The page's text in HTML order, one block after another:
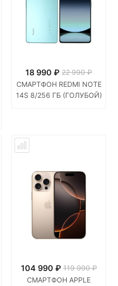
18 990 ₽ 22 990 ₽
СМАРТФОН REDMI NOTE
14S 8/256 ГБ (ГОЛУБОЙ)
104 990 ₽ 119 990 ₽
СМАРТФОН APPLE